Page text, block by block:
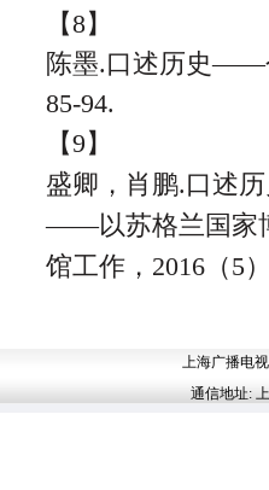
【8】
陈墨.口述历史——
85-94.
【9】
盛卿，肖鹏.口述
——以苏格兰国家
馆工作，2016（5
上海广播电
通信地址: